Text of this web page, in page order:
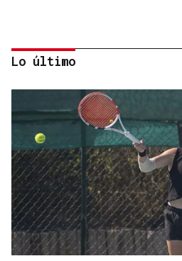
Reino Unido, a un paso de
Erasmus
Lo último